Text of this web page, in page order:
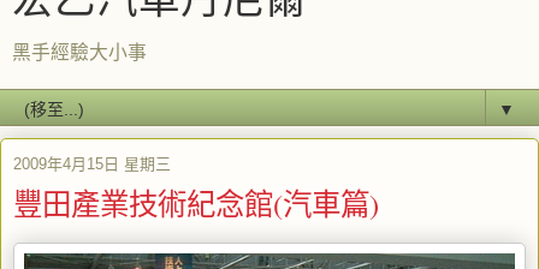
黑手經驗大小事
▼
2009年4月15日 星期三
豐田產業技術紀念館(汽車篇)